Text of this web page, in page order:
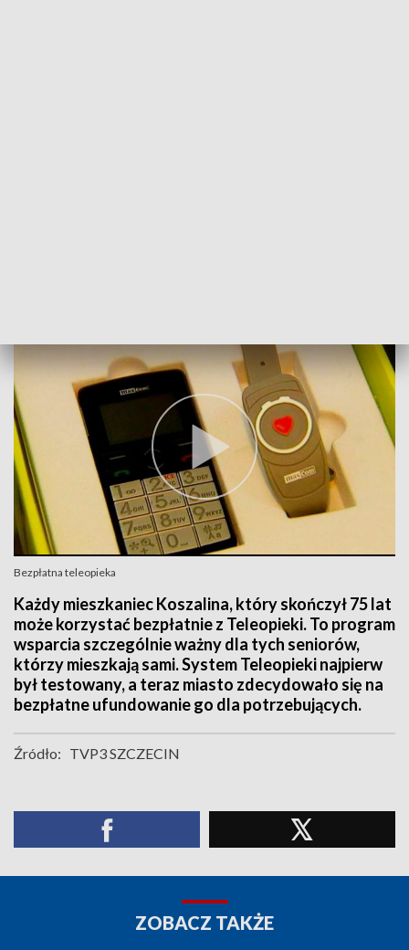
Bezpłatna teleopieka
Każdy mieszkaniec Koszalina, który skończył 75 lat
może korzystać bezpłatnie z Teleopieki. To program
wsparcia szczególnie ważny dla tych seniorów,
którzy mieszkają sami. System Teleopieki najpierw
był testowany, a teraz miasto zdecydowało się na
bezpłatne ufundowanie go dla potrzebujących.
Źródło: TVP3 SZCZECIN
ZOBACZ TAKŻE